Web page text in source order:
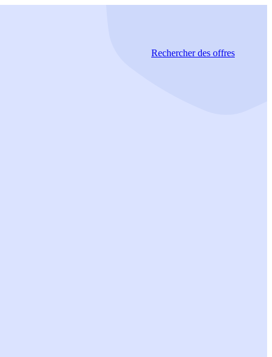
Rechercherdes offres